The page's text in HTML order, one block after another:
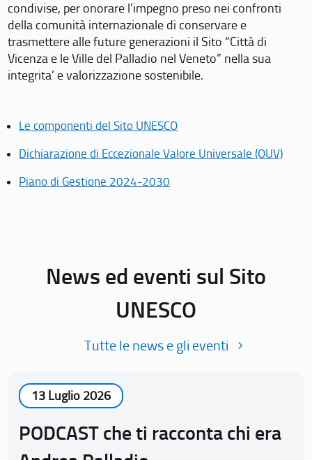
condivise, per onorare l’impegno preso nei confronti
della comunità internazionale di conservare e
trasmettere alle future generazioni il Sito “Città di
Vicenza e le Ville del Palladio nel Veneto” nella sua
integrita’ e valorizzazione sostenibile.
Le componenti del Sito UNESCO
Dichiarazione di Eccezionale Valore Universale (OUV)
Piano di Gestione 2024-2030
News ed eventi sul Sito
UNESCO
Tutte le news e gli eventi
13 Luglio 2026
PODCAST che ti racconta chi era